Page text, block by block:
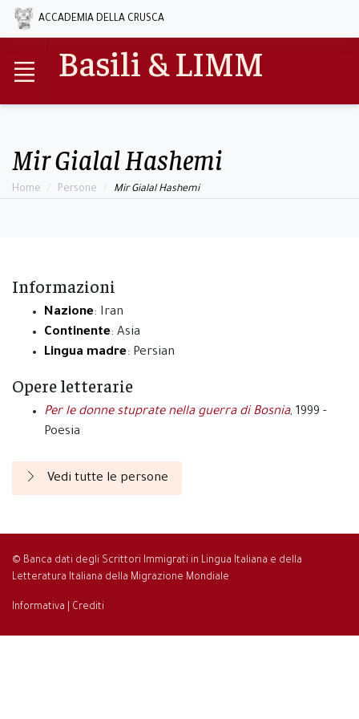
ACCADEMIA DELLA CRUSCA
Basili & LIMM
Mir Gialal Hashemi
Home Persone Mir Gialal Hashemi
Informazioni
Nazione: Iran
Continente: Asia
Lingua madre: Persian
Opere letterarie
Per le donne stuprate nella guerra di Bosnia, 1999 -
Poesia
Vedi tutte le persone
© Banca dati degli Scrittori Immigrati in Lingua Italiana e della
Letteratura Italiana della Migrazione Mondiale
Informativa Crediti